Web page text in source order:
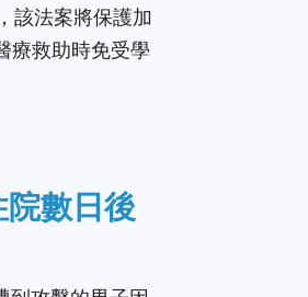
該法案將保護加
療救助時免受學
數日後